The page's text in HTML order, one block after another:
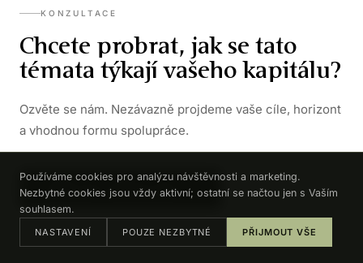
KONZULTACE
Chcete probrat, jak se tato
témata týkají vašeho kapitálu?
Ozvěte se nám. Nezávazně projdeme vaše cíle, horizont
a vhodnou formu spolupráce.
DOMLUVIT KONZULTACI →
Používáme cookies pro analýzu návštěvnosti a marketing.
Nezbytné cookies jsou vždy aktivní; ostatní se načtou jen s Vaším
souhlasem.
NASTAVENÍ POUZE NEZBYTNÉ PŘIJMOUT VŠE